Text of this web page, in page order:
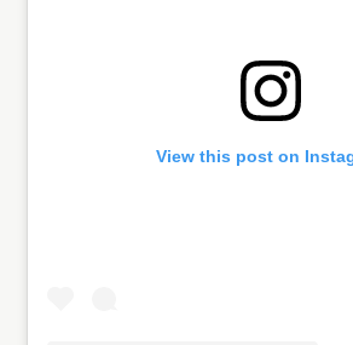
View this post on